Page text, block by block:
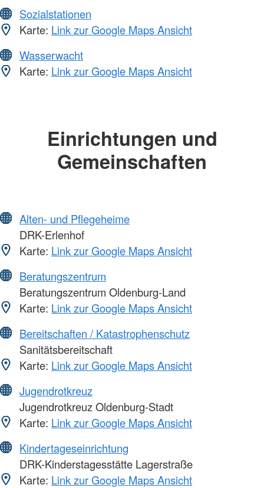
Sozialstationen
Karte: Link zur Google Maps Ansicht
Wasserwacht
Karte: Link zur Google Maps Ansicht
Einrichtungen und
Gemeinschaften
Alten- und Pflegeheime
DRK-Erlenhof
Karte: Link zur Google Maps Ansicht
Beratungszentrum
Beratungszentrum Oldenburg-Land
Karte: Link zur Google Maps Ansicht
Bereitschaften / Katastrophenschutz
Sanitätsbereitschaft
Karte: Link zur Google Maps Ansicht
Jugendrotkreuz
Jugendrotkreuz Oldenburg-Stadt
Karte: Link zur Google Maps Ansicht
Kindertageseinrichtung
DRK-Kinderstagesstätte Lagerstraße
Karte: Link zur Google Maps Ansicht